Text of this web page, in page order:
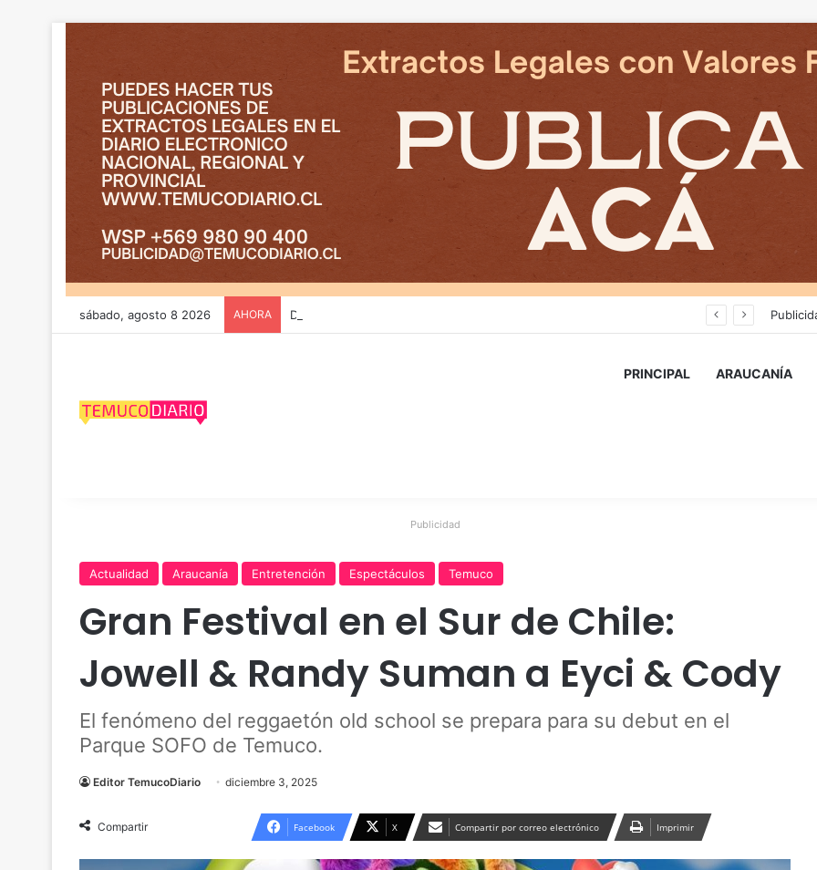
sábado, agosto 8 2026 AHORA
PRINCIPAL ARAUCANÍA
Publicidad
Actualidad Araucanía Entretención Espectáculos Temuco
Gran Festival en el Sur de Chile:
Jowell & Randy Suman a Eyci & Cody
El fenómeno del reggaetón old school se prepara para su debut en el
Parque SOFO de Temuco.
Editor TemucoDiario diciembre 3, 2025
Compartir Facebook X Compartir por correo electrónico Imprimir